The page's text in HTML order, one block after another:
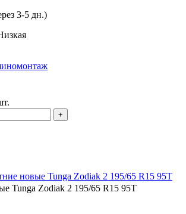
3-5 дн.)
+
Tunga Zodiak 2 195/65 R15 95T